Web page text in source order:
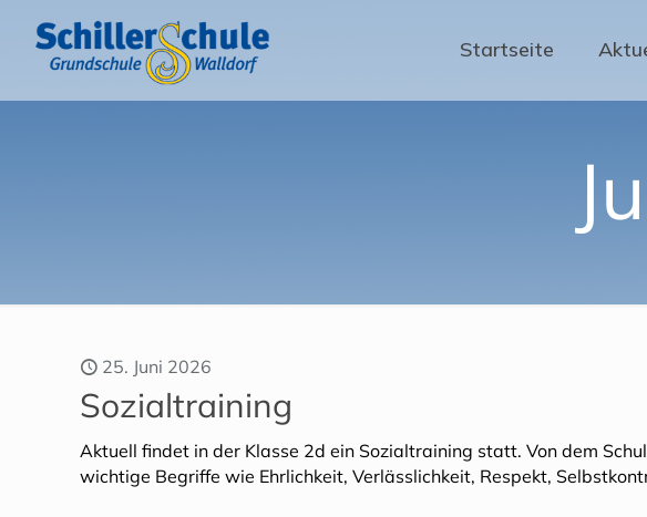
Startseite
25. Juni 2026
Sozialtraining
Aktuell findet in der Klasse 2d ein Sozialtraining statt. Von dem
wichtige Begriffe wie Ehrlichkeit, Verlässlichkeit, Respekt,